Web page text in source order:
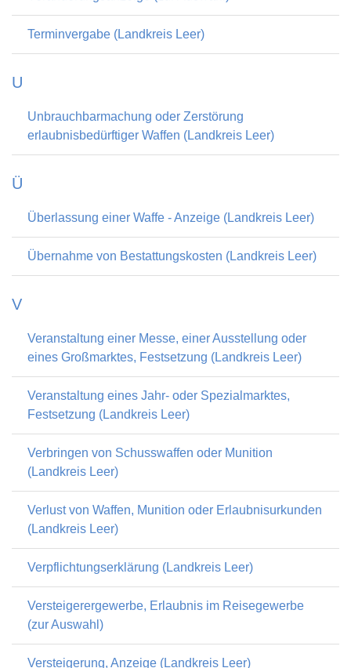
Terminvergabe (Landkreis Leer)
U
Unbrauchbarmachung oder Zerstörung
erlaubnisbedürftiger Waffen (Landkreis Leer)
Ü
Überlassung einer Waffe - Anzeige (Landkreis Leer)
Übernahme von Bestattungskosten (Landkreis Leer)
V
Veranstaltung einer Messe, einer Ausstellung oder
eines Großmarktes, Festsetzung (Landkreis Leer)
Veranstaltung eines Jahr- oder Spezialmarktes,
Festsetzung (Landkreis Leer)
Verbringen von Schusswaffen oder Munition
(Landkreis Leer)
Verlust von Waffen, Munition oder Erlaubnisurkunden
(Landkreis Leer)
Verpflichtungserklärung (Landkreis Leer)
Versteigerergewerbe, Erlaubnis im Reisegewerbe
(zur Auswahl)
Versteigerung, Anzeige (Landkreis Leer)